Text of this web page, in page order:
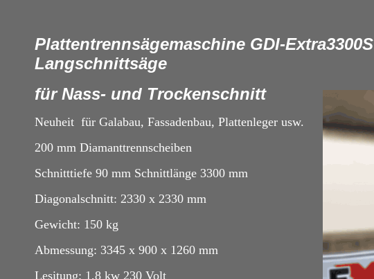
Plattentrennsägemaschine GDI-Extra3300S
Langschnittsäge
für Nass- und Trockenschnitt
Neuheit für Galabau, Fassadenbau, Plattenleger usw.
200 mm Diamanttrennscheiben
Schnitttiefe 90 mm Schnittlänge 3300 mm
Diagonalschnitt: 2330 x 2330 mm
Gewicht: 150 kg
Abmessung: 3345 x 900 x 1260 mm
Lesitung: 1,8 kw 230 Volt